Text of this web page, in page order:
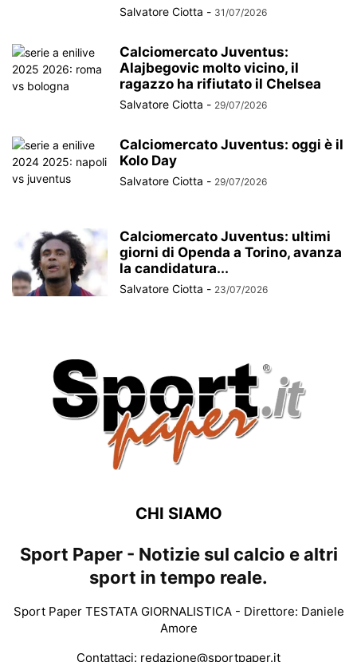
Salvatore Ciotta - 31/07/2026
Calciomercato Juventus:
Alajbegovic molto vicino, il
ragazzo ha rifiutato il Chelsea
Salvatore Ciotta - 29/07/2026
Calciomercato Juventus: oggi è il
Kolo Day
Salvatore Ciotta - 29/07/2026
Calciomercato Juventus: ultimi
giorni di Openda a Torino, avanza
la candidatura...
Salvatore Ciotta - 23/07/2026
CHI SIAMO
Sport Paper - Notizie sul calcio e altri
sport in tempo reale.
Sport Paper TESTATA GIORNALISTICA - Direttore: Daniele
Amore
Contattaci: redazione@sportpaper.it